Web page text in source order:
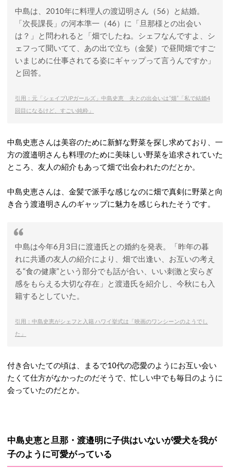
中島は、2010年に料理人の渡辺明さん（56）と結婚。
「次長課長」の河本準一（46）に「旦那様との出会い
は？」と問われると「畑でしたね。シェフなんですよ、シ
ェフって聞いてて、あの出で立ち（金髪）で昼間畑ですご
いまじめに仕事されてる姿にギャップって言うんですか」
と回答。
引用：元「シェイプUPガールズ」中島史恵 夫との出会いは“畑”「私で結婚4
回目になるけど、すごい純粋」
中島史恵さんは美容のために新鮮な野菜を探し求めており、一
方の渡邉明さんも料理のために美味しい野菜を追求されていた
ところ、友人の紹介もあって畑で出会われたのだとか。
中島史恵さんは、金髪で派手な感じなのに畑で真剣に野菜と向
き合う渡邉明さんのギャップに魅力を感じられたそうです。
中島は今年6月3日に渡邉氏との婚約を発表。「昨年の暮
れに共通の友人の紹介により、畑で出逢い、お互いの考え
る“食の健康”という部分でも話が合い、いい刺激と安らぎ
感をもらえる大切な存在」と渡邉氏を紹介し、今秋にも入
籍するとしていた。
引用：中島史恵がシェフと入籍 ハワイ挙式は「映画のワンシーンのようでし
た」
付き合いたての頃は、まるで10代の恋愛のようにお互い会い
たくて仕方がなかったのだそうで、忙しい中でも毎日のように
会っていたのだとか。
中島史恵と旦那・渡邉明に子供はいないが愛犬を我が
子のように可愛がっている